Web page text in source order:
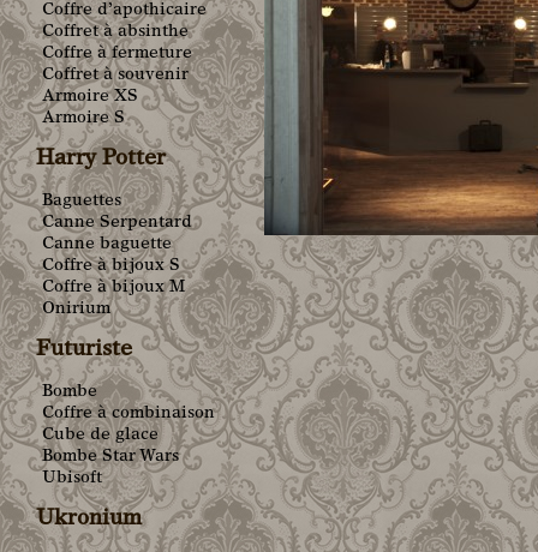
Coffre d’apothicaire
Coffret à absinthe
Coffre à fermeture
Coffret à souvenir
Armoire XS
Armoire S
Harry Potter
Baguettes
Canne Serpentard
Canne baguette
Coffre à bijoux S
Coffre à bijoux M
Onirium
Futuriste
Bombe
Coffre à combinaison
Cube de glace
Bombe Star Wars
Ubisoft
Ukronium